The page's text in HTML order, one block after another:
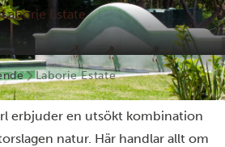
Laborie Estate
Laborie Estate
erbjuder en utsökt kombination
natur. Här handlar allt om